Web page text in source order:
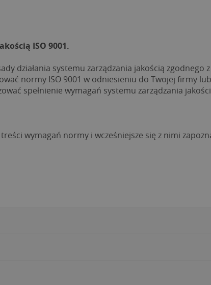
ISO 9001.
działania systemu zarządzania jakością zgodnego z
normy ISO 9001 w odniesieniu do Twojej firmy
spełnienie wymagań systemu zarządzania
wymagań normy i wcześniejsze się z nimi